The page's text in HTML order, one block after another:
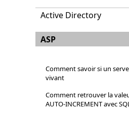
Active Directory
ASP
Comment savoir si un
vivant
Comment retrouver la
AUTO-INCREMENT avec